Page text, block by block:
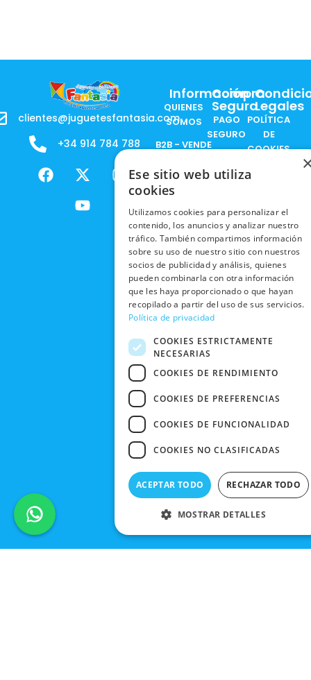
clientes@juguetesfantasia.com
+34 914 784 788
F
a
X
-
t
w
m
Y
o
u
t
Información
QUIENES
SOMOS
B2B - VENDE
PRODUCTOS
RESPONSABILIDAD
SOCIAL
TRABAJA
CON
NOSOTROS
NUESTRAS
TIENDAS
BLACK
FRIDAY
CONTACTO
Compra
Segura
PAGO
SEGURO
NACIONALES
INTERNACIONALES
RECOGIDA
EN TIENDA
DEVOLUCIONES
Y CAMBIOS
CANCELAR
PEDIDO
Legales
POLÍTICA
DE
COOKIES
POLÍTICAS
EN RRSS
POLÍTICA DE
PRIVACIDAD
CONDICIONES
DE COMPRA
Ese sitio web utiliza
cookies
Utilizamos cookies para personalizar el
contenido, los anuncios y analizar nuestro
tráfico. También compartimos información
sobre su uso de nuestro sitio con nuestros
socios de publicidad y análisis, quienes
pueden combinarla con otra información
que les haya proporcionado o que hayan
recopilado a partir del uso de sus servicios.
Política de privacidad
COOKIES ESTRICTAMENTE
NECESARIAS
COOKIES DE RENDIMIENTO
COOKIES DE PREFERENCIAS
COOKIES DE FUNCIONALIDAD
COOKIES NO CLASIFICADAS
ACEPTAR TODO RECHAZAR TODO
MOSTRAR DETALLES